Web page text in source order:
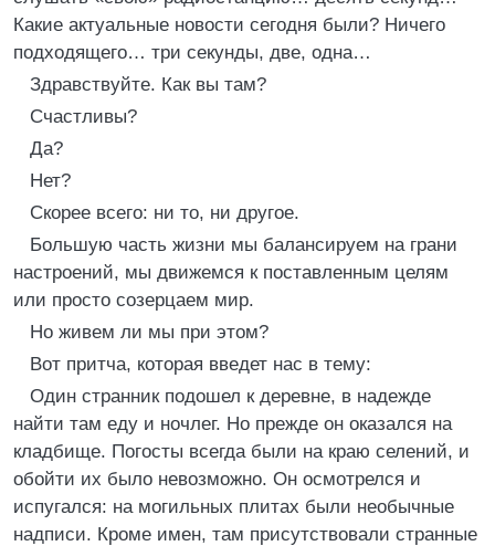
Какие актуальные новости сегодня были? Ничего
подходящего… три секунды, две, одна…
Здравствуйте. Как вы там?
Счастливы?
Да?
Нет?
Скорее всего: ни то, ни другое.
Большую часть жизни мы балансируем на грани
настроений, мы движемся к поставленным целям
или просто созерцаем мир.
Но живем ли мы при этом?
Вот притча, которая введет нас в тему:
Один странник подошел к деревне, в надежде
найти там еду и ночлег. Но прежде он оказался на
кладбище. Погосты всегда были на краю селений, и
обойти их было невозможно. Он осмотрелся и
испугался: на могильных плитах были необычные
надписи. Кроме имен, там присутствовали странные